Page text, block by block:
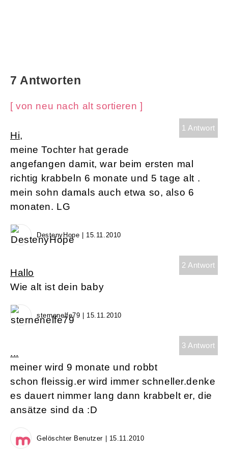
7 Antworten
[ von neu nach alt sortieren ]
1 Antwort
Hi,
meine Tochter hat gerade
angefangen damit, war beim ersten mal
richtig krabbeln 6 monate und 5 tage alt .
mein sohn damals auch etwa so, also 6
monaten. LG
DestenyHope | 15.11.2010
2 Antwort
Hallo
Wie alt ist dein baby
sternenelfe79 | 15.11.2010
3 Antwort
...
meiner wird 9 monate und robbt
schon fleissig.er wird immer schneller.denke
es dauert nimmer lang dann krabbelt er, die
ansätze sind da :D
Gelöschter Benutzer | 15.11.2010